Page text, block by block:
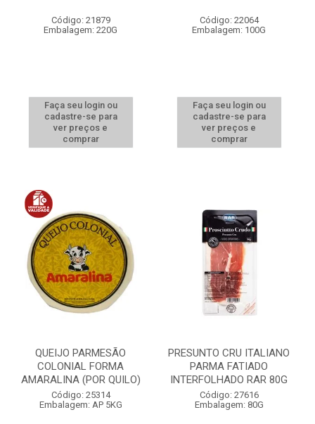
Código: 21879
Embalagem: 220G
Faça seu login ou
cadastre-se para
ver preços e
comprar
Código: 22064
Embalagem: 100G
Faça seu login ou
cadastre-se para
ver preços e
comprar
QUEIJO PARMESÃO
COLONIAL FORMA
AMARALINA (POR QUILO)
Código: 25314
Embalagem: AP 5KG
PRESUNTO CRU ITALIANO
PARMA FATIADO
INTERFOLHADO RAR 80G
Código: 27616
Embalagem: 80G